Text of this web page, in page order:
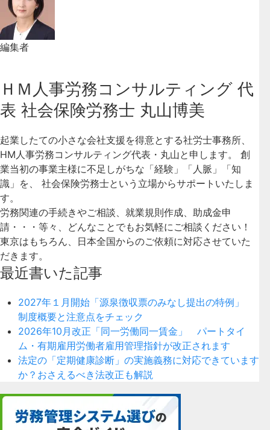
編集者
ＨＭ人事労務コンサルティング 代
表 社会保険労務士 丸山博美
起業したての小さな会社支援を得意とする社労士事務所、
HM人事労務コンサルティング代表・丸山と申します。 創
業当初の事業主様に不足しがちな「経験」「人脈」「知
識」を、 社会保険労務士という立場からサポートいたしま
す。
労務関連の手続きやご相談、就業規則作成、助成金申
請・・・等々、どんなことでもお気軽にご相談ください！
東京はもちろん、日本全国からのご依頼に対応させていた
だきます。
最近書いた記事
2027年１月開始「源泉徴収票のみなし提出の特例」
制度概要と注意点をチェック
2026年10月改正「同一労働同一賃金」 パートタイ
ム・有期雇用労働者雇用管理指針が改正されます
法定の「定期健康診断」の実施義務に対応できています
か？おさえるべき法改正も解説